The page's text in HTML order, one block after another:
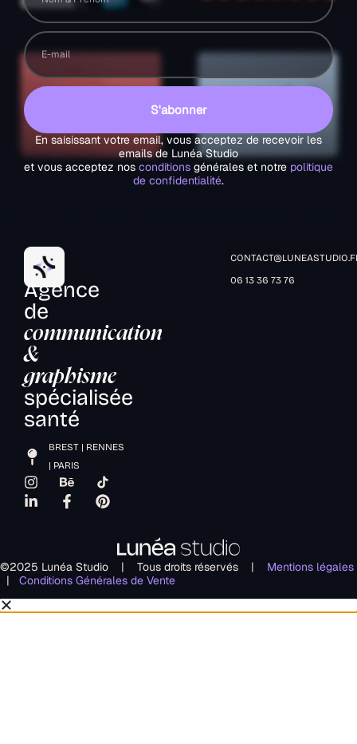
S'abonner
En saisissant votre email, vous acceptez de recevoir les
emails de Lunéa Studio
et vous acceptez nos conditions générales et notre politique
de confidentialité.
Agence
de
communication
&
graphisme
spécialisée
santé
BREST | RENNES
| PARIS
06 13 36 73 76
©2025 Lunéa Studio | Tous droits réservés | Mentions légales
| Conditions Générales de Vente